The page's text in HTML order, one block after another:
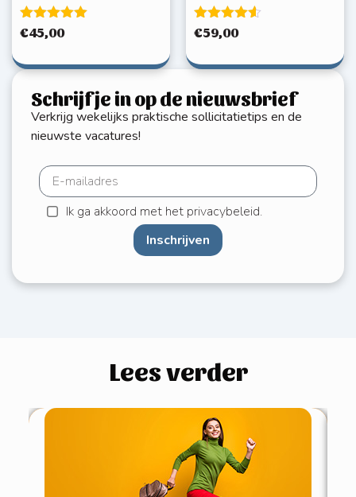
Schrijf je in op de nieuwsbrief
Verkrijg wekelijks praktische sollicitatietips en de
nieuwste vacatures!
Ik ga akkoord met het privacybeleid.
Inschrijven
Gewaardeerd
€45,00
Gewaardeerd
€59,00
Lees verder